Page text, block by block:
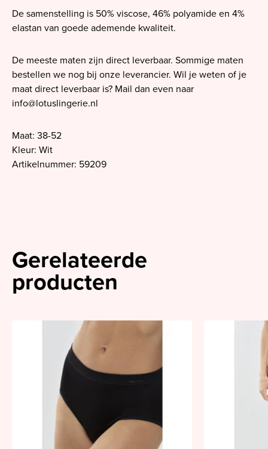
De samenstelling is 50% viscose, 46% polyamide en 4%
elastan van goede ademende kwaliteit.
De meeste maten zijn direct leverbaar. Sommige maten
bestellen we nog bij onze leverancier. Wil je weten of je
maat direct leverbaar is? Mail dan even naar
info@lotuslingerie.nl
Maat: 38-52
Kleur: Wit
Artikelnummer: 59209
Gerelateerde
producten